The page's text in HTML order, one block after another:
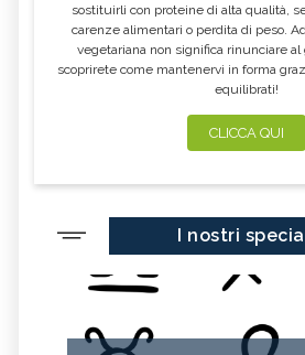
sostituirli con proteine di alta qualità,
carenze alimentari o perdita di peso.
vegetariana non significa rinunciare al
scoprirete come mantenervi in forma
equilibrati!
CLICCA QUI
I nostri